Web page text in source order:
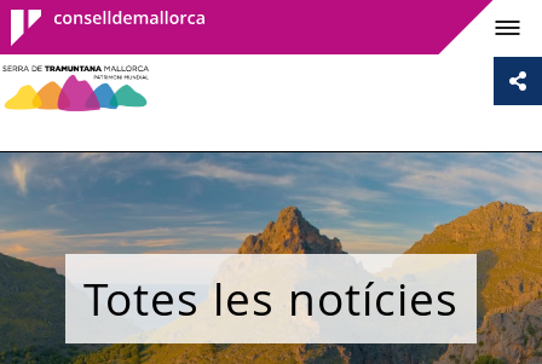
Consell de
Mallorca
Totes les notícies